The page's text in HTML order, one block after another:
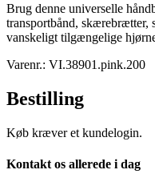
Brug denne universelle
transportbånd, skærebrætter,
vanskeligt tilgængelige
Varenr.: VI.38901.pink.200
Bestilling
Køb kræver et kundelogin.
Kontakt os allerede i dag